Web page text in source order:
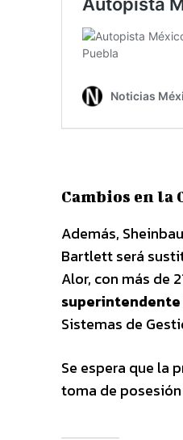
Cambios en
Además,
Bartlett será
Alor, con más de
superintendente
Sistemas de
Se espera que la
toma de